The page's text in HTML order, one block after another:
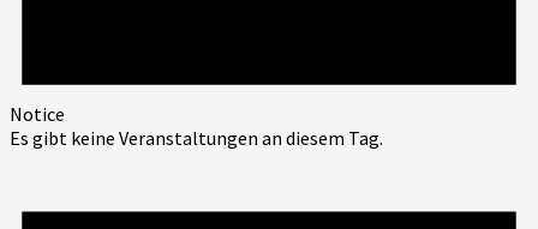
Notice
Es gibt keine Veranstaltungen an diesem Tag.